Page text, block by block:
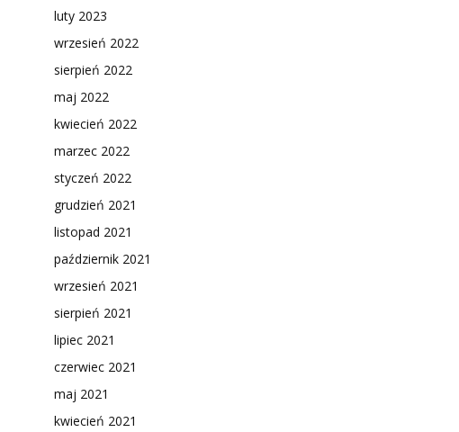
luty 2023
wrzesień 2022
sierpień 2022
maj 2022
kwiecień 2022
marzec 2022
styczeń 2022
grudzień 2021
listopad 2021
październik 2021
wrzesień 2021
sierpień 2021
lipiec 2021
czerwiec 2021
maj 2021
kwiecień 2021